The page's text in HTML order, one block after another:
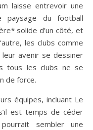
laisse entrevoir une
paysage du football
solide d’un côté, et
les clubs comme
avenir se dessiner
tous les clubs ne se
de force.
équipes, incluant Le
est temps de céder
sembler une